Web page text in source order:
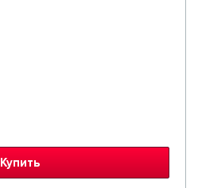
Купить